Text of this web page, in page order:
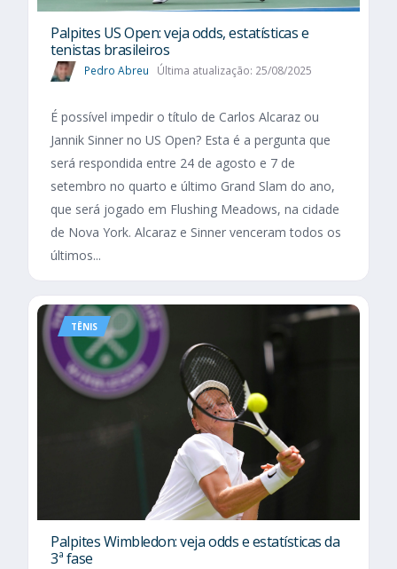
Palpites US Open: veja odds, estatísticas e
tenistas brasileiros
Pedro Abreu Última atualização: 25/08/2025
É possível impedir o título de Carlos Alcaraz ou
Jannik Sinner no US Open? Esta é a pergunta que
será respondida entre 24 de agosto e 7 de
setembro no quarto e último Grand Slam do ano,
que será jogado em Flushing Meadows, na cidade
de Nova York. Alcaraz e Sinner venceram todos os
últimos...
TÊNIS
Palpites Wimbledon: veja odds e estatísticas da
3ª fase